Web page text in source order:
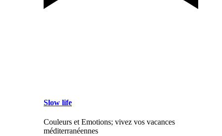
Slow life
Couleurs et Emotions; vivez vos vacances
méditerranéennes